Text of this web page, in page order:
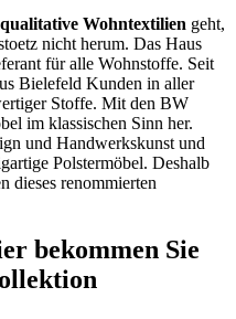
Wohntextilien geht,
nicht herum. Das Haus
für alle Wohnstoffe. Seit
Bielefeld Kunden in aller
Stoffe. Mit den BW
im klassischen Sinn her.
und Handwerkskunst und
Polstermöbel. Deshalb
dieses renommierten
bekommen Sie